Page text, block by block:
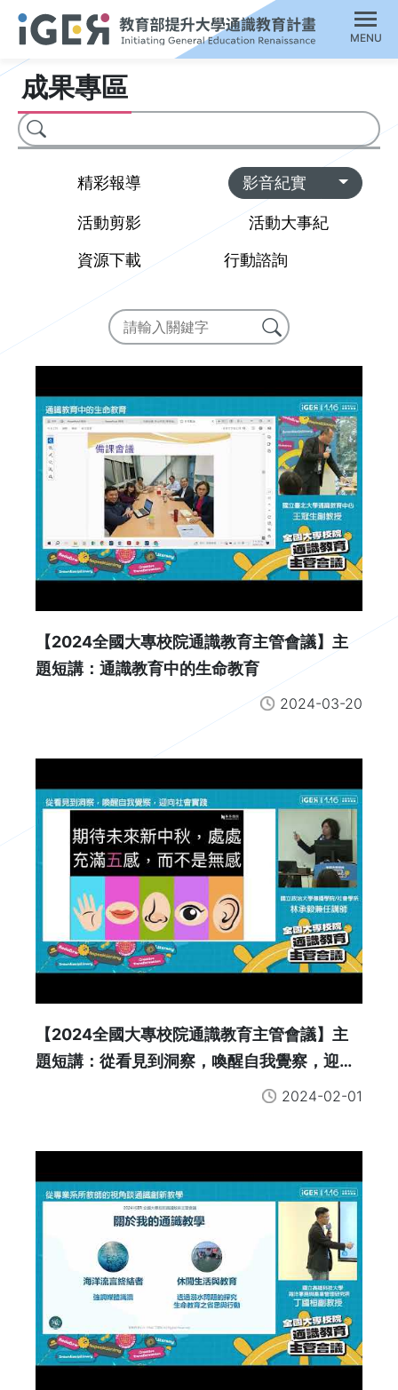
MENU
成果專區
搜尋
精彩報導 影音紀實
活動剪影
活動大事紀
資源下載
行動諮詢
搜尋 搜尋成果專區
【2024全國大專校院通識教育主管會議】主
題短講：通識教育中的生命教育
2024-03-20
【2024全國大專校院通識教育主管會議】主
題短講：從看見到洞察，喚醒自我覺察，迎向
2024-02-01